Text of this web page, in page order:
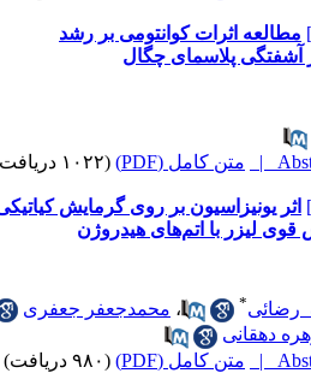
اثرات کوانتومی بر رشد
پلاسمای چگال
متن کامل (PDF) (۱۰۲۲ دریافت)
یونیزاسیون بر روی گرمایش کیاتیکی
لیزر با اتم‌های هیدروژن
،محمدجعفر جعفری
دهقانی
متن کامل (PDF) (۹۸۰ دریافت)